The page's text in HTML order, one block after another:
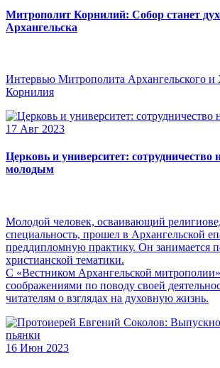
Митрополит Корнилий: Собор станет
Архангельска
Интервью Митрополита Архангельского и
Корнилия
17 Авг 2023
Церковь и университет: сотрудничество
молодым
Молодой человек, осваивающий
специальность, прошел в Архангельской
преддипломную практику. Он занимается
христианской тематики.
С «Вестником Архангельской
соображениями по поводу своей
читателям о взглядах на духовную жизнь.
16 Июн 2023